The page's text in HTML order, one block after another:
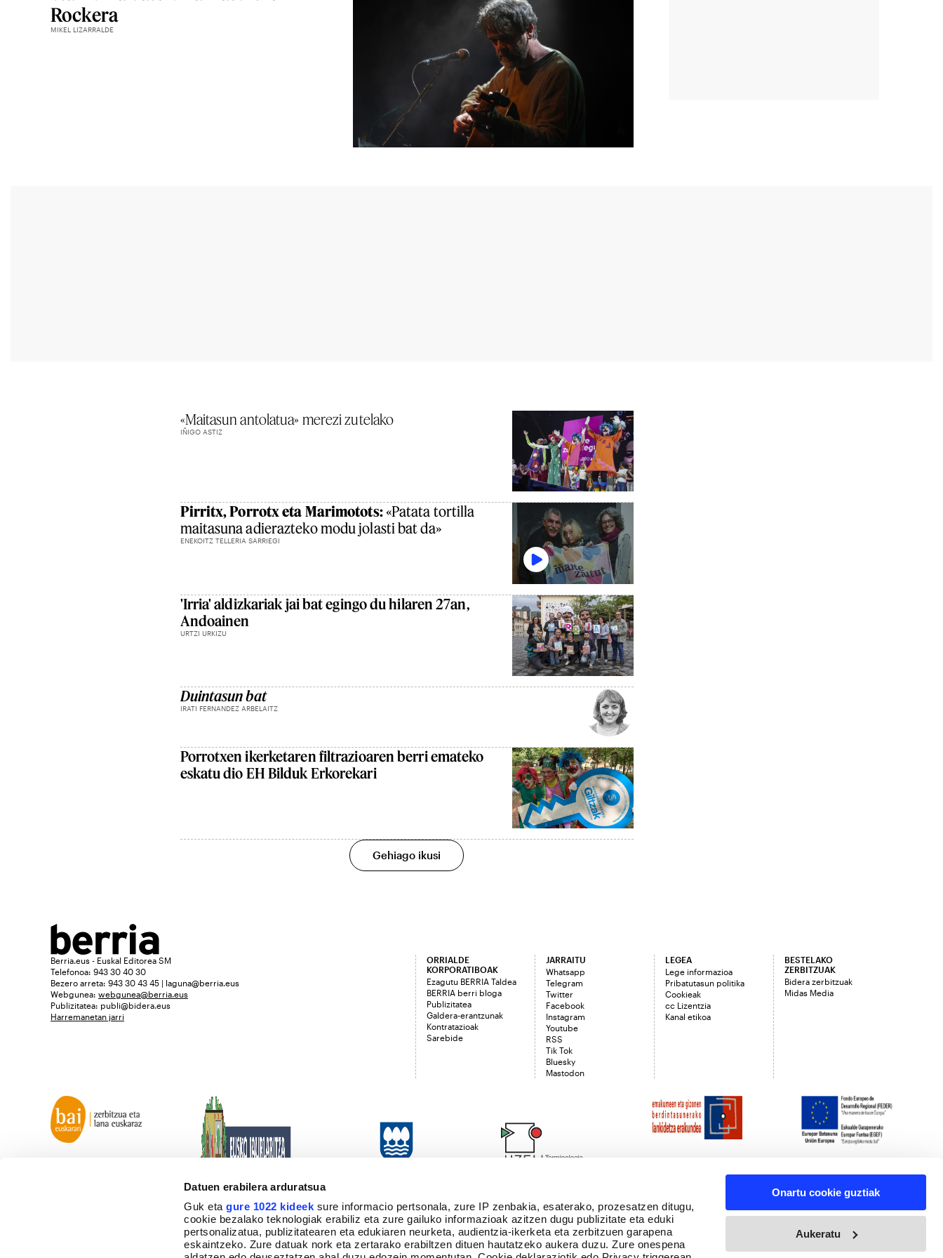
Datuen erabilera arduratsua
Guk etagure 1022 kideek sure informacio pertsonala, zure IP zenbakia, esaterako, prozesatzen ditugu,
cookie bezalako teknologiak erabiliz eta zure gailuko informazioak azitzen dugu publizitate eta eduki
pertsonalizatua, publizitatearen eta edukiaren neurketa, audientzia-ikerketa eta zerbitzuen garapena
eskaintzeko. Zure datuak nork eta zertarako erabiltzen dituen hautatzeko aukera duzu. Zure onespena
Onartu cookie guztiak
Aukeratu
Rockera
MIKEL LIZARRALDE
«Maitasun antolatua» merezi zutelako
IÑIGO ASTIZ
Pirritx, Porrotx eta Marimotots:«Patata tortilla
maitasuna adierazteko modu jolasti bat da»
ENEKOITZ TELLERIA SARRIEGI
'Irria' aldizkariak jai bat egingo du hilaren 27an,
Andoainen
URTZI URKIZU
Duintasun bat
IRATI FERNANDEZ ARBELAITZ
Porrotxen ikerketaren filtrazioaren berri emateko
eskatu dio EH Bilduk Erkorekari
Gehiago ikusi
Berria.eus - Euskal Editorea SM
Telefonoa: 943 30 40 30
Bezero arreta: 943 30 43 45 | laguna@berria.eus
Webgunea: webgunea@berria.eus
Publizitatea: publi@bidera.eus
Harremanetan jarri
ORRIALDE
KORPORATIBOAK
Ezagutu BERRIA Taldea
BERRIA berri bloga
Publizitatea
Galdera-erantzunak
Kontratazioak
Sarebide
JARRAITU
Whatsapp
Telegram
Twitter
Facebook
Instagram
Youtube
RSS
Tik Tok
Bluesky
Mastodon
LEGEA
Lege informazioa
Pribatutasun politika
Cookieak
cc Lizentzia
Kanal etikoa
BESTELAKO
ZERBITZUAK
Bidera zerbitzuak
Midas Media